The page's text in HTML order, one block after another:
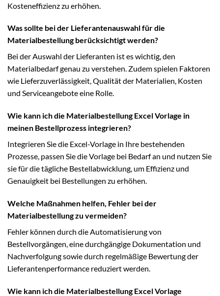
Kosteneffizienz zu erhöhen.
Was sollte bei der Lieferantenauswahl für die
Materialbestellung berücksichtigt werden?
Bei der Auswahl der Lieferanten ist es wichtig, den
Materialbedarf genau zu verstehen. Zudem spielen Faktoren
wie Lieferzuverlässigkeit, Qualität der Materialien, Kosten
und Serviceangebote eine Rolle.
Wie kann ich die Materialbestellung Excel Vorlage in
meinen Bestellprozess integrieren?
Integrieren Sie die Excel-Vorlage in Ihre bestehenden
Prozesse, passen Sie die Vorlage bei Bedarf an und nutzen Sie
sie für die tägliche Bestellabwicklung, um Effizienz und
Genauigkeit bei Bestellungen zu erhöhen.
Welche Maßnahmen helfen, Fehler bei der
Materialbestellung zu vermeiden?
Fehler können durch die Automatisierung von
Bestellvorgängen, eine durchgängige Dokumentation und
Nachverfolgung sowie durch regelmäßige Bewertung der
Lieferantenperformance reduziert werden.
Wie kann ich die Materialbestellung Excel Vorlage